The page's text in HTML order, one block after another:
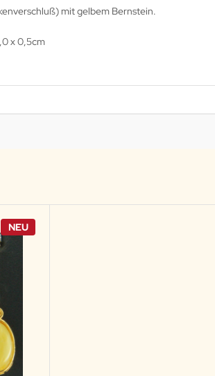
mit gelbem Bernstein.
x 0,5cm
NEU